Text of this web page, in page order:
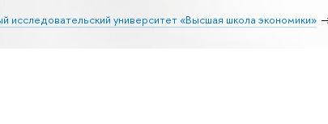
исследовательский университет «Высшая школа экономики»